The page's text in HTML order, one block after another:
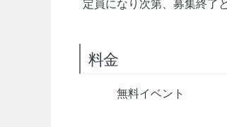
料金
無料イベント